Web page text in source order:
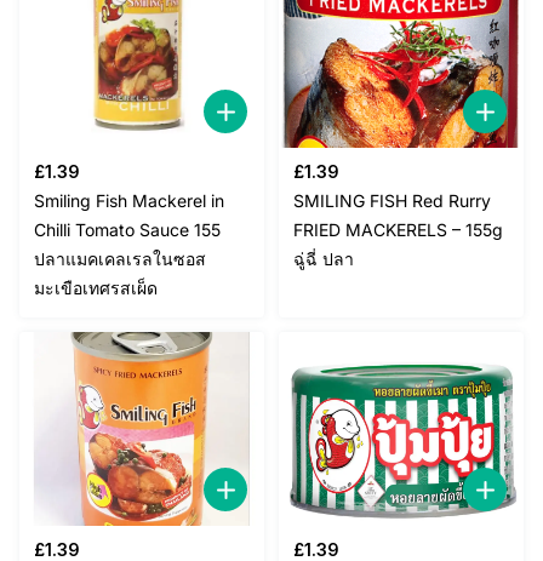
£1.39
Smiling Fish Mackerel in
Chilli Tomato Sauce 155
ปลาแมคเคลเรลในซอส
มะเขือเทศรสเผ็ด
£1.39
SMILING FISH Red Rurry
FRIED MACKERELS – 155g
ฉู่ฉี่ ปลา
£1.39
£1.39